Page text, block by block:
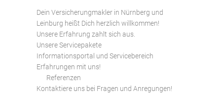
Dein Versicherungmakler in Nürnberg und
Leinburg heißt Dich herzlich willkommen!
Unsere Erfahrung zahlt sich aus.
Unsere Servicepakete
Informationsportal und Servicebereich
Erfahrungen mit uns!
Referenzen
Kontaktiere uns bei Fragen und Anregungen!